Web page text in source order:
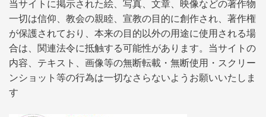
当サイトに掲示された絵、写真、文章、映像などの著作物
一切は信仰、教会の親睦、宣教の目的に創作され、著作権
が保護されており、本来の目的以外の用途に使用される場
合は、関連法令に抵触する可能性があります。当サイトの
内容、テキスト、画像等の無断転載・無断使用・スクリー
ンショット等の行為は一切なさらないようお願いいたしま
す